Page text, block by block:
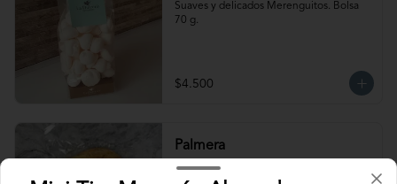
Suaves y delicados Merenguitos. Bolsa
70 g.
$4.500
Palmera
Crujiente y tradicional palmera de playa.